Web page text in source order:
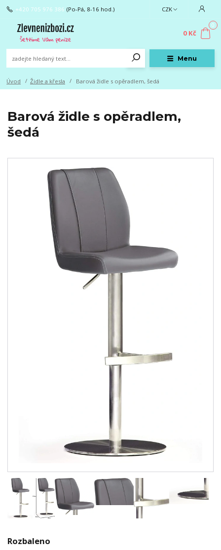
Menu
CZK
+420 705 976 386 (Po-Pá, 8-16 hod.)
0
0 Kč
Úvod Židle a křesla Barová židle s opěradlem, ​​šedá
Barová židle s opěradlem, ​​
šedá
Rozbaleno